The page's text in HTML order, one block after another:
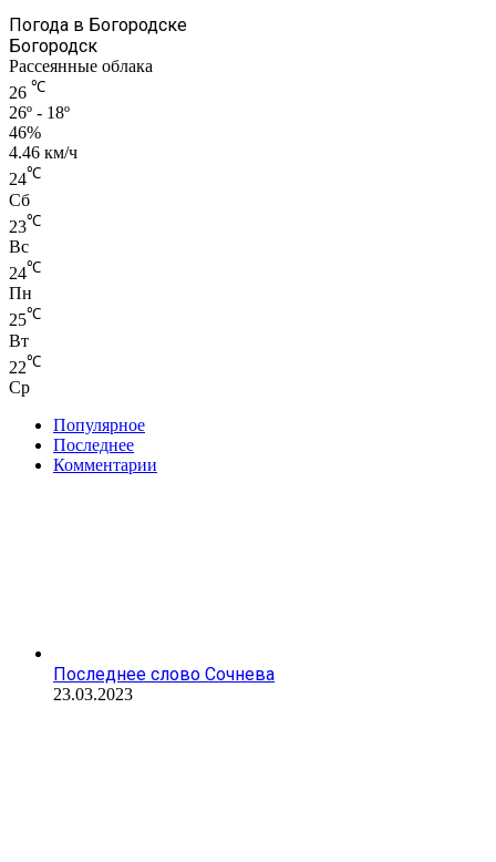
Погода в Богородске
Богородск
Рассеянные облака
26 ℃
26º - 18º
46%
4.46 км/ч
24℃
Сб
23℃
Вс
24℃
Пн
25℃
Вт
22℃
Ср
Популярное
Последнее
Комментарии
Последнее слово Сочнева
23.03.2023